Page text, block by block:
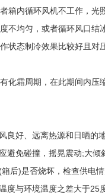
箱内循环风机不工作，
不均匀，或者循环风口结
状态制冷效果比较好且
化霜周期，在此期间内
良好、远离热源和日晒的
避免碰撞，摇晃震动;大倾
后)是否烧坏，检查供电情
度与环境温度之差大于25度